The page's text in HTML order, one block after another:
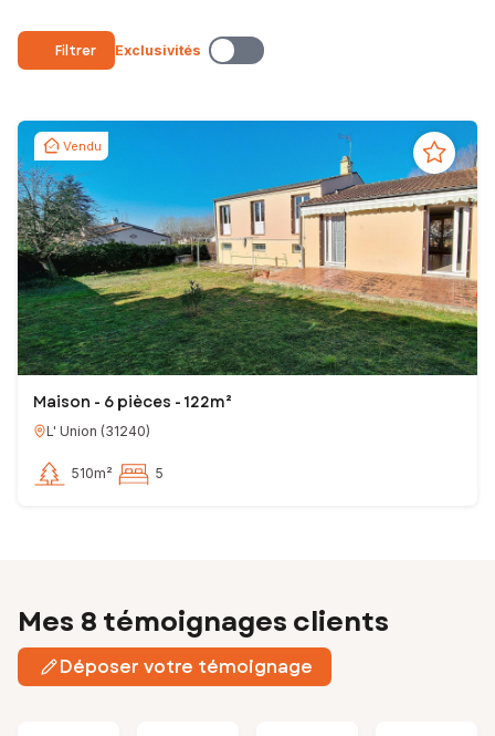
Filtrer Exclusivités
Vendu
Maison - 6 pièces - 122m²
L' Union (31240)
510m² 5
Mes 8 témoignages clients
Déposer votre témoignage